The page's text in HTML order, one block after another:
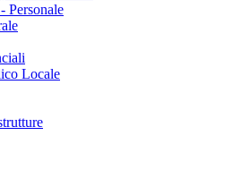
Personale
Locale